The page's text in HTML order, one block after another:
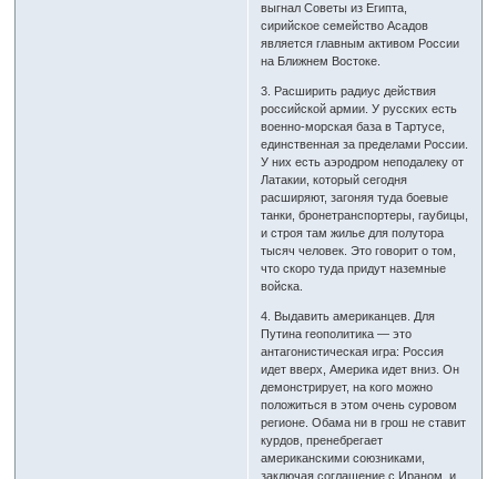
выгнал Советы из Египта,
сирийское семейство Асадов
является главным активом России
на Ближнем Востоке.
3. Расширить радиус действия
российской армии. У русских есть
военно-морская база в Тартусе,
единственная за пределами России.
У них есть аэродром неподалеку от
Латакии, который сегодня
расширяют, загоняя туда боевые
танки, бронетранспортеры, гаубицы,
и строя там жилье для полутора
тысяч человек. Это говорит о том,
что скоро туда придут наземные
войска.
4. Выдавить американцев. Для
Путина геополитика — это
антагонистическая игра: Россия
идет вверх, Америка идет вниз. Он
демонстрирует, на кого можно
положиться в этом очень суровом
регионе. Обама ни в грош не ставит
курдов, пренебрегает
американскими союзниками,
заключая соглашение с Ираном, и